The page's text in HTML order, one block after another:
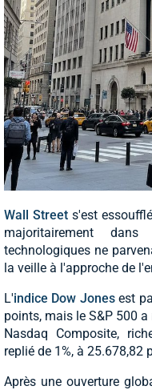
Wall Street s'est
majoritairement
technologiques ne
la veille à l'approche de
L'indice Dow Jonesest
points, mais le S&P 500
Nasdaq Composite,
replié de 1%, à 25.678,82
Après une ouverture